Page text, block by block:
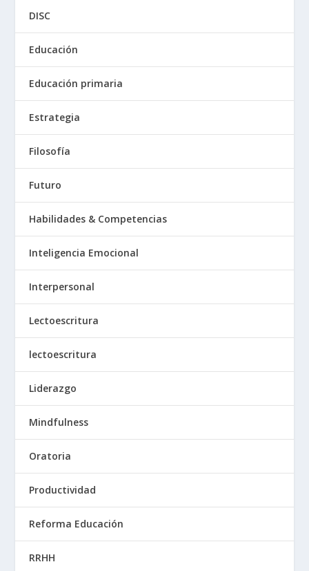
DISC
Educación
Educación primaria
Estrategia
Filosofía
Futuro
Habilidades & Competencias
Inteligencia Emocional
Interpersonal
Lectoescritura
lectoescritura
Liderazgo
Mindfulness
Oratoria
Productividad
Reforma Educación
RRHH